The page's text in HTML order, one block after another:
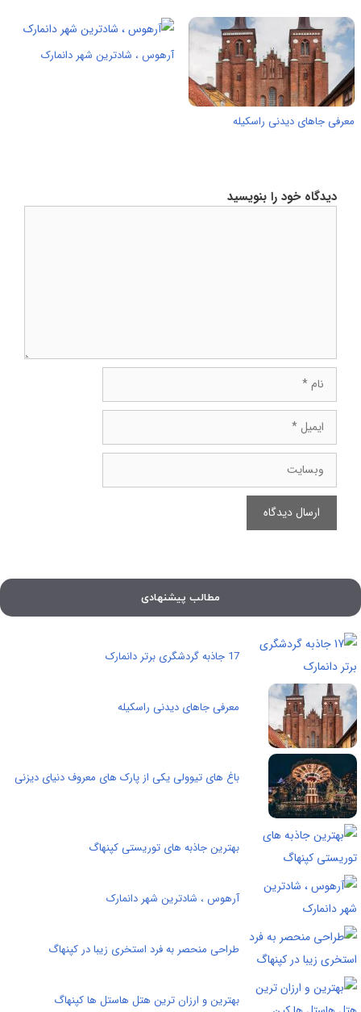
معرفی جاهای دیدنی راسکیله
آرهوس ، شادترین شهر دانمارک
دیدگاه خود را بنویسید
ایمیل
وبسایت
مطالب پیشنهادی
17 جاذبه گردشگری برتر دانمارک
معرفی جاهای دیدنی راسکیله
باغ های تیوولی یکی از پارک های معروف دنیای دیزنی
بهترین جاذبه های توریستی کپنهاگ
آرهوس ، شادترین شهر دانمارک
طراحی منحصر به فرد استخری زیبا در کپنهاگ
بهترین و ارزان ترین هتل هاستل ها کپنهاگ